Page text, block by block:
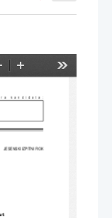
Pomanjšaj
JESENSKI IZPITNI ROK
kandidata: